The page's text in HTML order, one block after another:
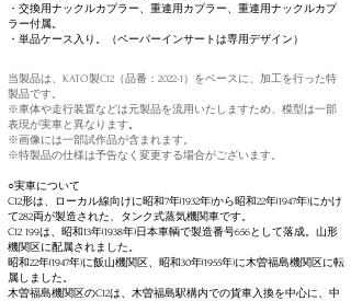
・交換用ナックルカプラー、重連用カプラー、重連用ナックルカプ
ラー付属。
​・単品ケース入り。（ペーパーインサートは専用デザイン）
当製品は、KATO製C12（品番：2022-1）をベースに、加工を行った特
製品です。
※車体​や走行装置などは元製品を流用いたしますため、模型は一部
表現が実車と異なります
※画像には一部試作品が含まれます。
※特製品の仕様は予告なく変更する場合がございます。
○実車について​​
C12形は、ローカル線向けに昭和7年(1932年)から昭和22年(1947年)にかけ
て282両が製造された、タンク式蒸気機関車です。
C12 199は、昭和13年(1938年)日本車輌で製造番号656として落成。山形
機関区に配属されました。
昭和22年(1947年)に飯山機関区、昭和30年(1955年)に木曽福島機関区に転
属しました。
木曽福島機関区のC12は、木曽福島駅構内での貨車入換を中心に、中